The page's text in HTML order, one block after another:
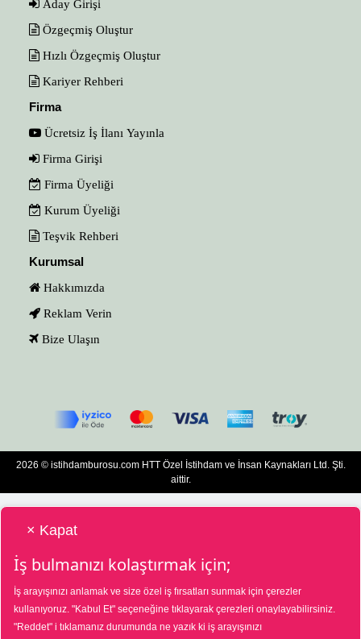
Aday Girişi
Özgeçmiş Oluştur
Hızlı Özgeçmiş Oluştur
Kariyer Rehberi
Firma
Ücretsiz İş İlanı Yayınla
Firma Girişi
Firma Üyeliği
Kurum Üyeliği
Teşvik Rehberi
Kurumsal
Hakkımızda
Reklam Verin
Bize Ulaşın
2026 © istihdamburosu.com HTT Özel İstihdam ve İnsan Kaynakları Ltd. Şti.
aittir.
HTT Bilgisayar Eğitim Destek Özel İstihdam ve İnsan Kaynakları Hizmetleri Tic.
Ltd. Şti. Özel İstihdam Bürosu 01/08/2025 - 31/07/2028 tarihleri arasında
faaliyette bulunmak üzere, Türkiye İş Kurumu tarafından 01/07/2025 tarih ve
× Kapat
İş bulmanızı kolaştırmak için;
İş arayışınızı anlamak ve size özel iş fırsatları sunmak için çerezler
kullanıyoruz. "Kabul Et" seçeneğine tıklayarak çerezleri onaylayabilirsiniz.
"Reddet" i tıklamanız durumunda ne yazık ki iş arayışınızı